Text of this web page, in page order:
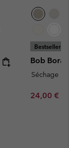
Bestseller
Bob Bora
Séchage
Minimum
24,00 €